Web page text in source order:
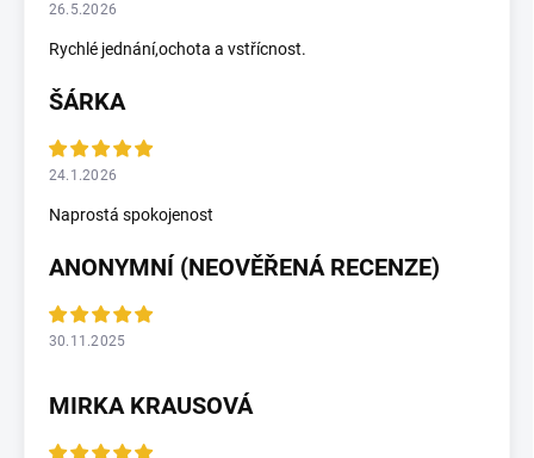
26.5.2026
Rychlé jednání,ochota a vstřícnost.
ŠÁRKA
24.1.2026
Naprostá spokojenost
ANONYMNÍ (NEOVĚŘENÁ RECENZE)
30.11.2025
MIRKA KRAUSOVÁ